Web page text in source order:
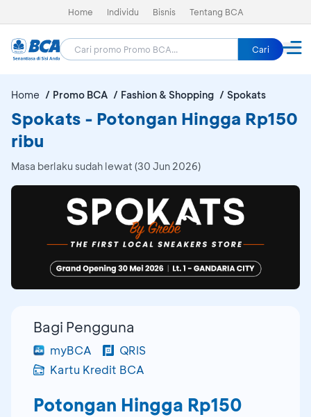
Home Individu Bisnis Tentang BCA
Cari
Home Promo BCA Fashion & Shopping Spokats
Spokats - Potongan Hingga Rp150
ribu
Masa berlaku sudah lewat (30 Jun 2026)
Bagi Pengguna
myBCA
QRIS
Kartu Kredit BCA
Potongan Hingga Rp150